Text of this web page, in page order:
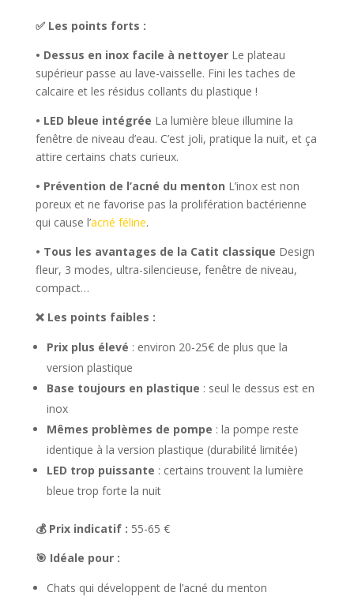
✅ Les points forts :
• Dessus en inox facile à nettoyerLe plateau
supérieur passe au lave-vaisselle. Fini les taches de
calcaire et les résidus collants du plastique !
• LED bleue intégrée La lumière bleue illumine la
fenêtre de niveau d’eau. C’est joli, pratique la nuit, et ça
attire certains chats curieux.
• Prévention de l’acné du menton L’inox est non
poreux et ne favorise pas la prolifération bactérienne
qui cause l’acné féline.
• Tous les avantages de la Catit classique Design
fleur, 3 modes, ultra-silencieuse, fenêtre de niveau,
compact…
❌ Les points faibles :
Prix plus élevé : environ 20-25€ de plus que la
version plastique
Base toujours en plastique : seul le dessus est en
inox
Mêmes problèmes de pompe : la pompe reste
identique à la version plastique (durabilité limitée)
LED trop puissante : certains trouvent la lumière
bleue trop forte la nuit
💰 Prix indicatif : 55-65 €
🎯 Idéale pour :
Chats qui développent de l’acné du menton